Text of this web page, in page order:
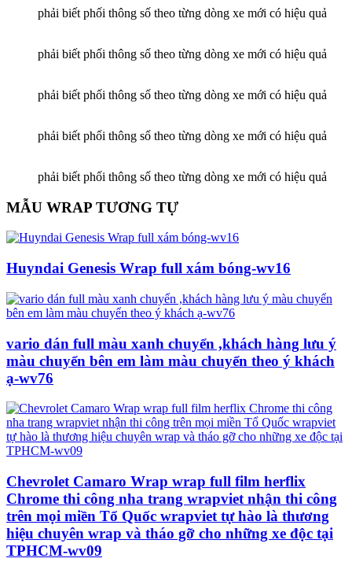
phải biết phối thông số theo từng dòng xe mới có hiệu quả
phải biết phối thông số theo từng dòng xe mới có hiệu quả
phải biết phối thông số theo từng dòng xe mới có hiệu quả
phải biết phối thông số theo từng dòng xe mới có hiệu quả
phải biết phối thông số theo từng dòng xe mới có hiệu quả
MẪU WRAP TƯƠNG TỰ
Huyndai Genesis Wrap full xám bóng-wv16
vario dán full màu xanh chuyển ,khách hàng lưu ý
màu chuyển bên em làm màu chuyển theo ý khách
ạ-wv76
Chevrolet Camaro Wrap wrap full film herflix
Chrome thi công nha trang wrapviet nhận thi công
trên mọi miền Tổ Quốc wrapviet tự hào là thương
hiệu chuyên wrap và tháo gỡ cho những xe độc tại
TPHCM-wv09